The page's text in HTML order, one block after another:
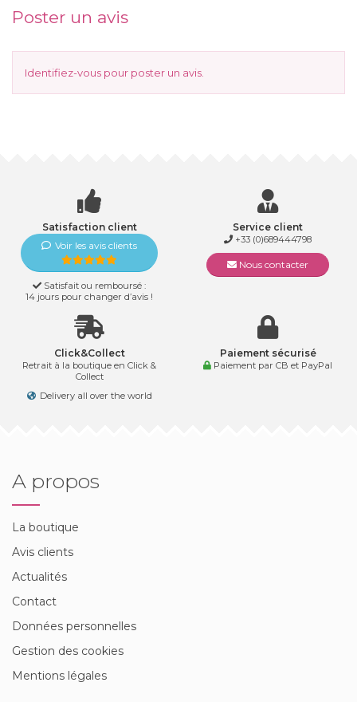
Poster un avis
Identifiez-vous pour poster un avis.
Satisfaction client
Voir les avis clients
Satisfait ou remboursé :
14 jours pour changer d’avis !
Service client
+33 (0)689444798
Nous contacter
Click&Collect
Retrait à la boutique en Click &
Collect
Delivery all over the world
Paiement sécurisé
Paiement par CB et PayPal
A propos
La boutique
Avis clients
Actualités
Contact
Données personnelles
Gestion des cookies
Mentions légales